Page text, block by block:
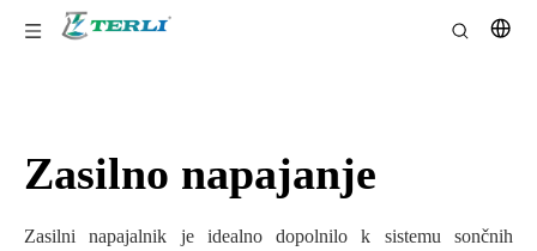
Zasilno napajanje
Zasilni napajalnik je idealno dopolnilo k sistemu sončnih